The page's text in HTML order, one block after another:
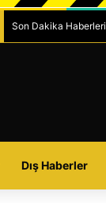
Son Dakika Haberleri
Dış Haberler